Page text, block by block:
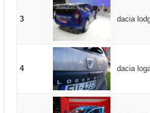
3 dacia
4 dacia